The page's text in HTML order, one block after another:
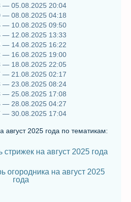
— 05.08.2025 20:04
— 08.08.2025 04:18
— 10.08.2025 09:50
— 12.08.2025 13:33
— 14.08.2025 16:22
— 16.08.2025 19:00
— 18.08.2025 22:05
— 21.08.2025 02:17
— 23.08.2025 08:24
— 25.08.2025 17:08
— 28.08.2025 04:27
— 30.08.2025 17:04
август 2025 года по тематикам:
на август 2025 года
огородника на август 2025
года